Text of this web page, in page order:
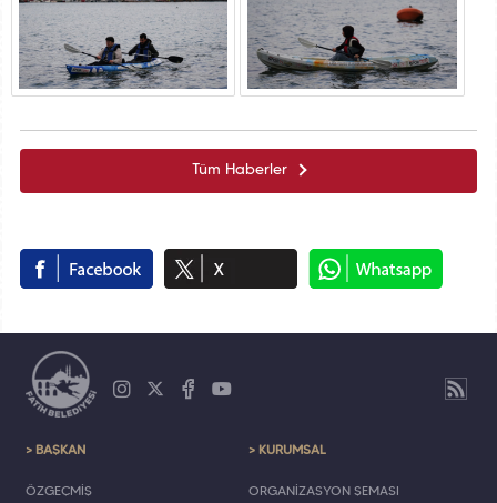
Tüm Haberler
> BAŞKAN
ÖZGEÇMİŞ
> KURUMSAL
ORGANİZASYON ŞEMASI